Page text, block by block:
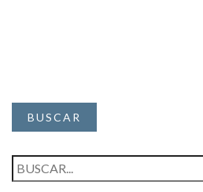
BUSCAR